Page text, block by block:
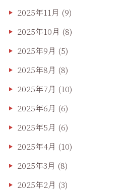
2025年11月 (9)
2025年10月 (8)
2025年9月 (5)
2025年8月 (8)
2025年7月 (10)
2025年6月 (6)
2025年5月 (6)
2025年4月 (10)
2025年3月 (8)
2025年2月 (3)